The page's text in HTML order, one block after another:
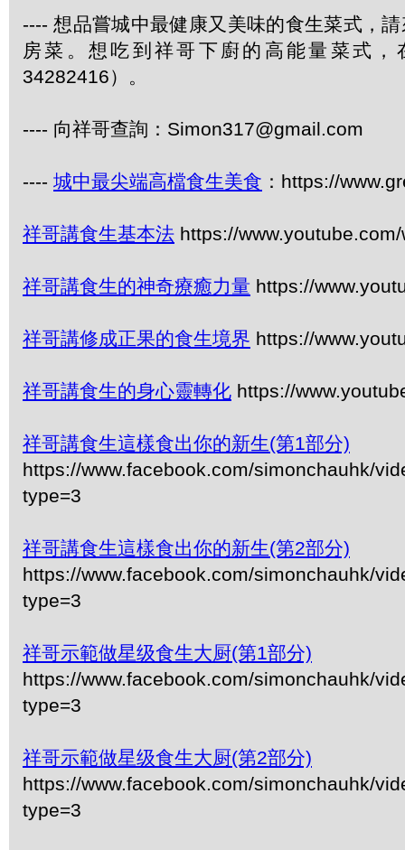
---- 想品嘗城中最健康又美味的食生菜式，
房菜。想吃到祥哥下廚的高能量菜式
34282416）。
---- 向祥哥查詢：Simon317@gmail.com
---- 城中最尖端高檔食生美食 ：https://
祥哥講食生基本法 https://
祥哥講食生的神奇療癒力量 https://
祥哥講修成正果的食生境界 https://
祥哥講食生的身心靈轉化 https://
祥哥講食生這樣食出你的新生(第1部分)
https://www.facebook.com/simonchauhk/
type=3
祥哥講食生這樣食出你的新生(第2部分)
https://www.facebook.com/simonchauhk/
type=3
祥哥示範做星级食生大厨(第1部分)
https://www.facebook.com/simonchauhk/
type=3
祥哥示範做星级食生大厨(第2部分)
https://www.facebook.com/simonchauhk/
type=3